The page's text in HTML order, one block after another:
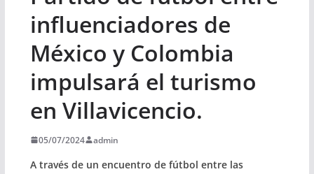
influenciadores de
México y Colombia
impulsará el turismo
en Villavicencio.
05/07/2024 admin
A través de un encuentro de fútbol entre las